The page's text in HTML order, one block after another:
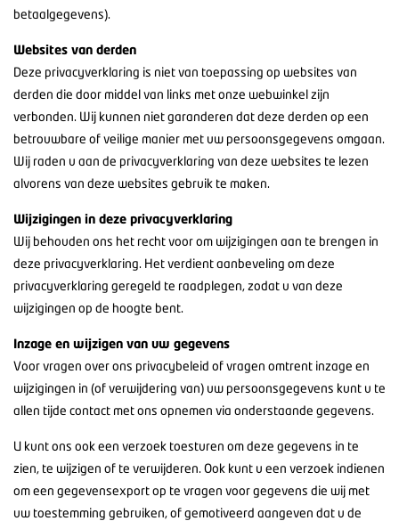
betaalgegevens).
Websites van derden
Deze privacyverklaring is niet van toepassing op websites van
derden die door middel van links met onze webwinkel zijn
verbonden. Wij kunnen niet garanderen dat deze derden op een
betrouwbare of veilige manier met uw persoonsgegevens omgaan.
Wij raden u aan de privacyverklaring van deze websites te lezen
alvorens van deze websites gebruik te maken.
Wijzigingen in deze privacyverklaring
Wij behouden ons het recht voor om wijzigingen aan te brengen in
deze privacyverklaring. Het verdient aanbeveling om deze
privacyverklaring geregeld te raadplegen, zodat u van deze
wijzigingen op de hoogte bent.
Inzage en wijzigen van uw gegevens
Voor vragen over ons privacybeleid of vragen omtrent inzage en
wijzigingen in (of verwijdering van) uw persoonsgegevens kunt u te
allen tijde contact met ons opnemen via onderstaande gegevens.
U kunt ons ook een verzoek toesturen om deze gegevens in te
zien, te wijzigen of te verwijderen. Ook kunt u een verzoek indienen
om een gegevensexport op te vragen voor gegevens die wij met
uw toestemming gebruiken, of gemotiveerd aangeven dat u de